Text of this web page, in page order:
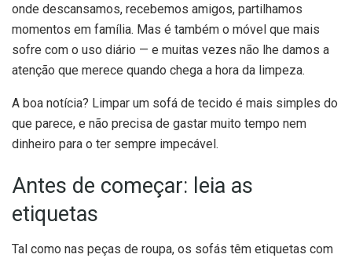
onde descansamos, recebemos amigos, partilhamos
momentos em família. Mas é também o móvel que mais
sofre com o uso diário — e muitas vezes não lhe damos a
atenção que merece quando chega a hora da limpeza.
A boa notícia? Limpar um sofá de tecido é mais simples do
que parece, e não precisa de gastar muito tempo nem
dinheiro para o ter sempre impecável.
Antes de começar: leia as
etiquetas
Tal como nas peças de roupa, os sofás têm etiquetas com